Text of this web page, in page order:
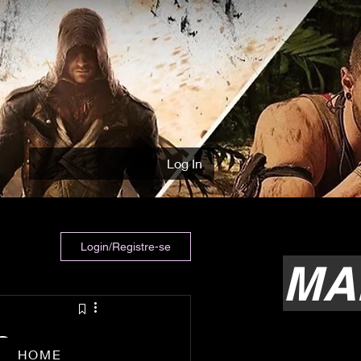
Log In
Login/Registre-se
HOME